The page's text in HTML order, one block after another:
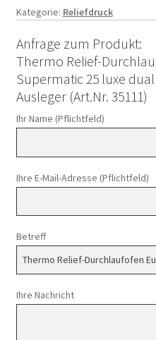
Kategorie: Reliefdruck
Anfrage zum Produkt:
Thermo Relief-
Supermatic 25 luxe
Ausleger (Art.Nr. 35111)
Ihr Name (Pflichtfeld)
Ihre E-Mail-Adresse (Pflichtfeld)
Betreff
Ihre Nachricht